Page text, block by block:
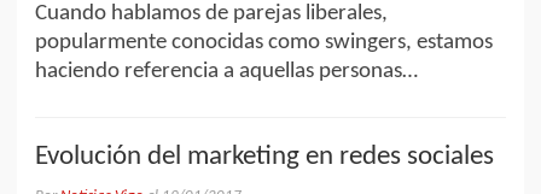
Cuando hablamos de parejas liberales,
popularmente conocidas como swingers, estamos
haciendo referencia a aquellas personas…
Evolución del marketing en redes sociales